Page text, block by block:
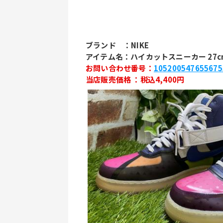
ブランド　：NIKE
アイテム名：ハイカットスニーカー
お問い合わせ番号：
当店販売価格 ：税込4,400円